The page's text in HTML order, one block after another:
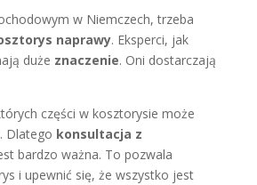
w Niemczech, trzeba
naprawy. Eksperci, jak
duże znaczenie. Oni dostarczają
części w kosztorysie może
Dlatego konsultacja z
bardzo ważna. To pozwala
i upewnić się, że wszystko jest